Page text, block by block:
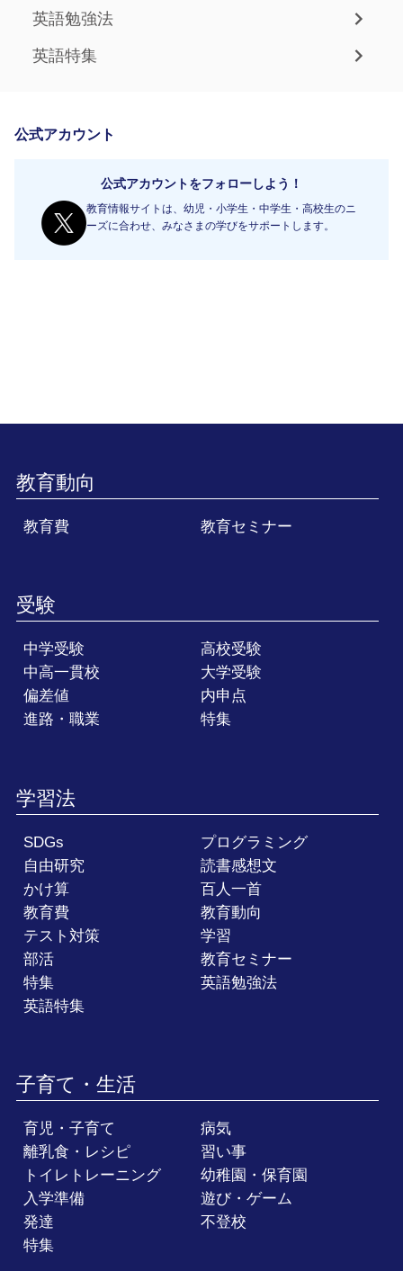
英語勉強法
英語特集
公式アカウント
公式アカウントをフォローしよう！
教育情報サイトは、幼児・小学生・中学生・高校生のニ
ーズに合わせ、みなさまの学びをサポートします。
教育動向
教育費 教育セミナー
受験
中学受験
高校受験
中高一貫校
大学受験
偏差値
内申点
進路・職業
特集
学習法
SDGs
プログラミング
自由研究
読書感想文
かけ算
百人一首
教育費
教育動向
テスト対策
学習
部活
教育セミナー
特集
英語勉強法
英語特集
子育て・生活
育児・子育て
病気
離乳食・レシピ
習い事
トイレトレーニング
幼稚園・保育園
入学準備
遊び・ゲーム
発達
不登校
特集